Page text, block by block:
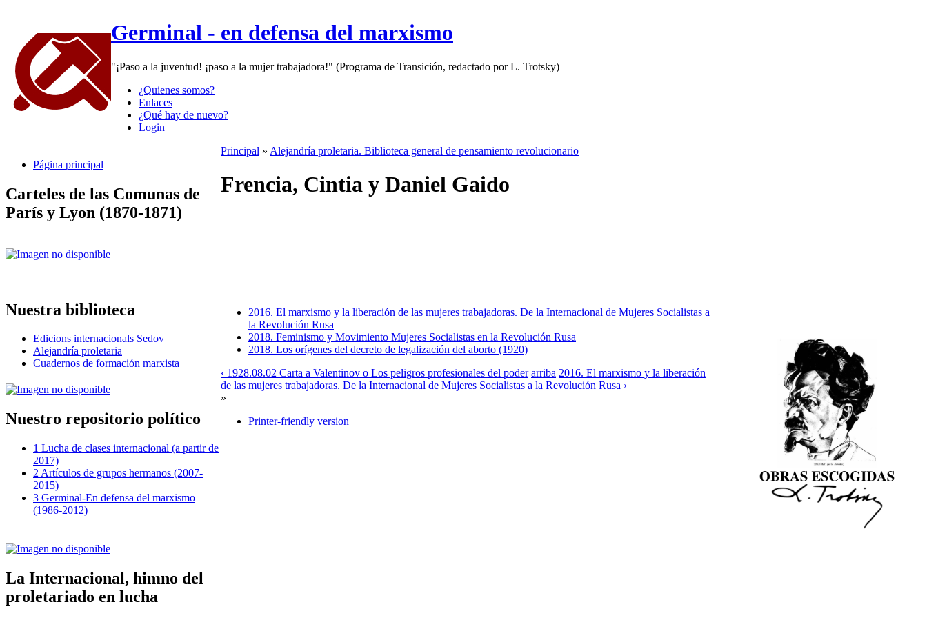
Germinal - en defensa del marxismo
"¡Paso a la juventud! ¡paso a la mujer trabajadora!" (Programa de Transición, redactado por L. Trotsky)
¿Quienes somos?
Enlaces
¿Qué hay de nuevo?
Login
Página principal
Carteles de las Comunas de
París y Lyon (1870-1871)
Nuestra biblioteca
Edicions internacionals Sedov
Alejandría proletaria
Cuadernos de formación marxista
Nuestro repositorio político
1 Lucha de clases internacional (a partir de
2017)
2 Artículos de grupos hermanos (2007-
2015)
3 Germinal-En defensa del marxismo
(1986-2012)
La Internacional, himno del
proletariado en lucha
Principal » Alejandría proletaria. Biblioteca general de pensamiento revolucionario
Frencia, Cintia y Daniel Gaido
2016. El marxismo y la liberación de las mujeres trabajadoras. De la Internacional de Mujeres Socialistas a
la Revolución Rusa
2018. Feminismo y Movimiento Mujeres Socialistas en la Revolución Rusa
2018. Los orígenes del decreto de legalización del aborto (1920)
‹ 1928.08.02 Carta a Valentinov o Los peligros profesionales del poder arriba 2016. El marxismo y la liberación
de las mujeres trabajadoras. De la Internacional de Mujeres Socialistas a la Revolución Rusa ›
»
Printer-friendly version